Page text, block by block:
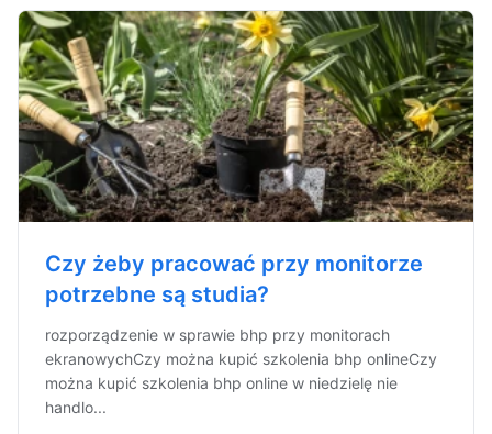
Czy żeby pracować przy monitorze
potrzebne są studia?
rozporządzenie w sprawie bhp przy monitorach
ekranowychCzy można kupić szkolenia bhp onlineCzy
można kupić szkolenia bhp online w niedzielę nie
handlo...